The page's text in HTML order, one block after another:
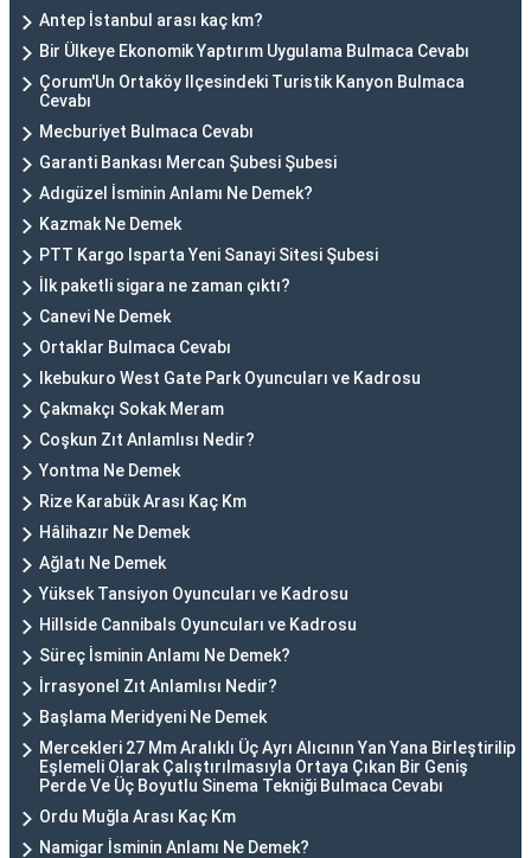
Antep İstanbul arası kaç km?
Bir Ülkeye Ekonomik Yaptırım Uygulama Bulmaca Cevabı
Çorum'Un Ortaköy Ilçesindeki Turistik Kanyon Bulmaca
Cevabı
Mecburiyet Bulmaca Cevabı
Garanti Bankası Mercan Şubesi Şubesi
Adıgüzel İsminin Anlamı Ne Demek?
Kazmak Ne Demek
PTT Kargo Isparta Yeni Sanayi Sitesi Şubesi
İlk paketli sigara ne zaman çıktı?
Canevi Ne Demek
Ortaklar Bulmaca Cevabı
Ikebukuro West Gate Park Oyuncuları ve Kadrosu
Çakmakçı Sokak Meram
Coşkun Zıt Anlamlısı Nedir?
Yontma Ne Demek
Rize Karabük Arası Kaç Km
Hâlihazır Ne Demek
Ağlatı Ne Demek
Yüksek Tansiyon Oyuncuları ve Kadrosu
Hillside Cannibals Oyuncuları ve Kadrosu
Süreç İsminin Anlamı Ne Demek?
İrrasyonel Zıt Anlamlısı Nedir?
Başlama Meridyeni Ne Demek
Mercekleri 27 Mm Aralıklı Üç Ayrı Alıcının Yan Yana Birleştirilip
Eşlemeli Olarak Çalıştırılmasıyla Ortaya Çıkan Bir Geniş
Perde Ve Üç Boyutlu Sinema Tekniği Bulmaca Cevabı
Ordu Muğla Arası Kaç Km
Namigar İsminin Anlamı Ne Demek?